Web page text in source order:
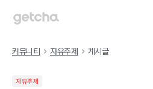
커뮤니티 자유주제 게시글
자유주제